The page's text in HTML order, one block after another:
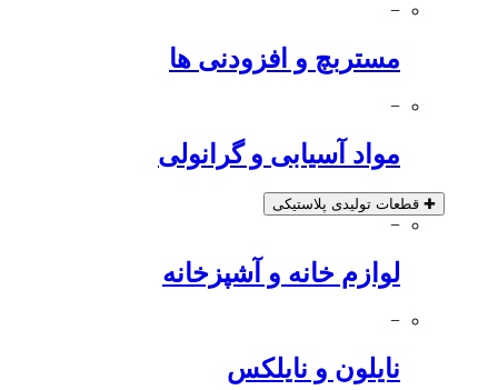
−
مستربچ و افزودنی ها
−
مواد آسیابی و گرانولی
✚ قطعات تولیدی پلاستیکی
−
لوازم خانه و آشپزخانه
−
نایلون و نایلکس